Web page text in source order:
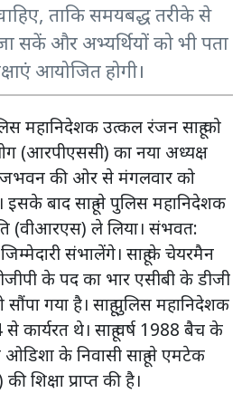
ताकि समयबद्ध तरीके से
सकें और अभ्यर्थियों को भी पता
आयोजित होगी।
महानिदेशक उत्कल रंजन साहू को
(आरपीएससी) का नया अध्यक्ष
की ओर से मंगलवार को
बाद साहू ने पुलिस महानिदेशक
(वीआरएस) ले लिया। संभवत:
संभालेंगे। साहू के चेयरमैन
के पद का भार एसीबी के डीजी
सौंपा गया है। साहू पुलिस महानिदेशक
कार्यरत थे। साहू वर्ष 1988 बैच के
के निवासी साहू ने एमटेक
शिक्षा प्राप्त की है।